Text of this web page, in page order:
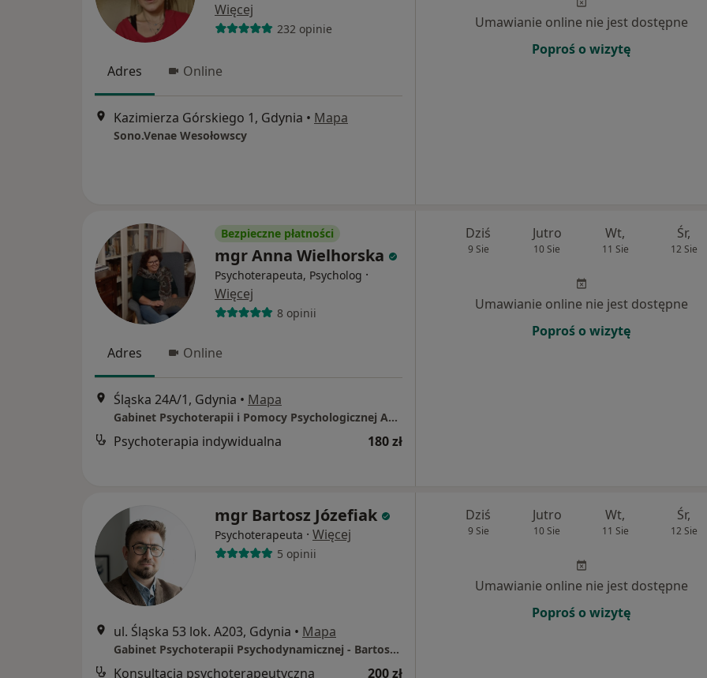
Więcej
232 opinie
Adres Online
Kazimierza Górskiego 1, Gdynia • Mapa
Sono.Venae Wesołowscy
Umawianie online nie jest dostępne
Poproś o wizytę
Bezpieczne płatności
mgr Anna Wielhorska
Psychoterapeuta, Psycholog ·
Więcej
8 opinii
Adres Online
Śląska 24A/1, Gdynia • Mapa
Gabinet Psychoterapii i Pomocy Psychologicznej Anna Wielhorska
Psychoterapia indywidualna 180 zł
Dziś
9 Sie
Jutro
10 Sie
Wt,
11 Sie
Śr,
12 Sie
Umawianie online nie jest dostępne
Poproś o wizytę
mgr Bartosz Józefiak
Psychoterapeuta · Więcej
5 opinii
ul. Śląska 53 lok. A203, Gdynia • Mapa
Gabinet Psychoterapii Psychodynamicznej - Bartosz Józefiak
Konsultacja psychoterapeutyczna 200 zł
Dziś
9 Sie
Jutro
10 Sie
Wt,
11 Sie
Śr,
12 Sie
Umawianie online nie jest dostępne
Poproś o wizytę